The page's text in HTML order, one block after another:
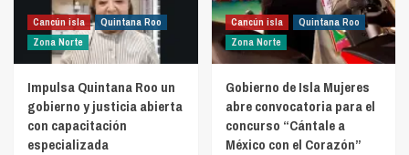
Cancún isla
Quintana Roo
Zona Norte
Impulsa Quintana Roo un
gobierno y justicia abierta
con capacitación
especializada
Cancún isla
Quintana Roo
Zona Norte
Gobierno de Isla Mujeres
abre convocatoria para el
concurso “Cántale a
México con el Corazón”